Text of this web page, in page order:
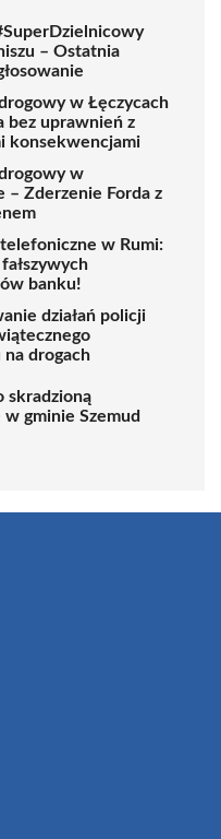
– Ostatnia
w Łęczycach
bez uprawnień z
konsekwencjami
w
– Zderzenie Forda z
w Rumi:
banku!
działań policji
drogach
skradzioną
w gminie Szemud